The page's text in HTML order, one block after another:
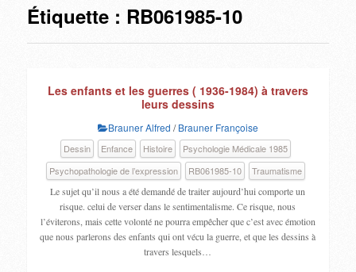
Étiquette : RB061985-10
Les enfants et les guerres ( 1936-1984) à travers
leurs dessins
Brauner Alfred /Brauner Françoise
Dessin Enfance Histoire
Psychologie Médicale 1985
Psychopathologie de l’expression
RB061985-10
Traumatisme
Le sujet qu’il nous a été demandé de traiter aujourd’hui comporte un
risque. celui de verser dans le sentimentalisme. Ce risque, nous
l’éviterons, mais cette volonté ne pourra empêcher que c’est avec émotion
que nous parlerons des enfants qui ont vécu la guerre, et que les dessins à
travers lesquels…